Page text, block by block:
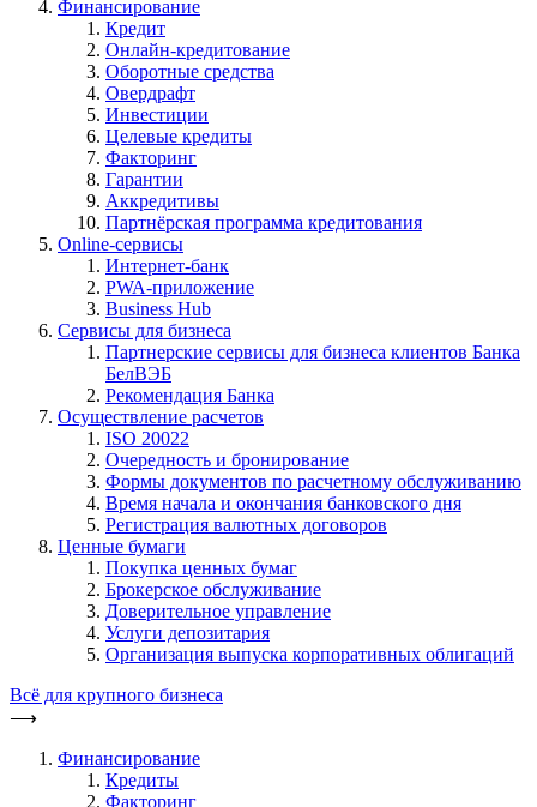
Финансирование
Кредит
Онлайн-кредитование
Оборотные средства
Овердрафт
Инвестиции
Целевые кредиты
Факторинг
Гарантии
Аккредитивы
Партнёрская программа кредитования
Online-сервисы
Интернет-банк
PWA-приложение
Business Hub
Сервисы для бизнеса
Партнерские сервисы для бизнеса клиентов Банка
БелВЭБ
Рекомендация Банка
Осуществление расчетов
ISO 20022
Очередность и бронирование
Формы документов по расчетному обслуживанию
Время начала и окончания банковского дня
Регистрация валютных договоров
Ценные бумаги
Покупка ценных бумаг
Брокерское обслуживание
Доверительное управление
Услуги депозитария
Организация выпуска корпоративных облигаций
Всё для крупного бизнеса
⟶
Финансирование
Кредиты
Факторинг